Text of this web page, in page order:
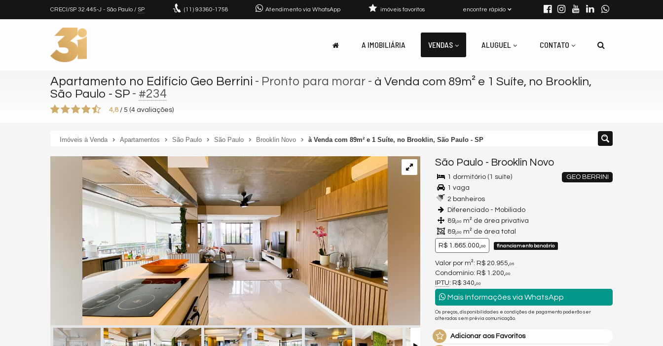
CRECI/SP 32.445-J - São Paulo / SP (11) 93360-1758 Atendimento via WhatsApp encontre rápido
imóveis favoritos
A IMOBILIÁRIA VENDAS ALUGUEL CONTATO
Apartamento no Edifício Geo Berrini - Pronto para morar - à Venda com 89m² e 1 Suíte, no Brooklin,
São Paulo - SP - #234
4,8/ 5 (4 avaliações)
Imóveis à Venda Apartamentos São Paulo São Paulo Brooklin Novo à Venda com 89m² e 1 Suíte, no Brooklin, São Paulo - SP
São Paulo - Brooklin Novo
GEO BERRINI
1 dormitório (1 suíte)
1 vaga
2 banheiros
Diferenciado - Mobiliado
89,00 m² de área privativa
89,00 m² de área total
R$ 1.865.000,00 financiamento bancário
Valor por m²: R$ 20.955, 06
Condomínio: R$ 1.200, 00
IPTU: R$ 340, 00
Mais Informações via WhatsApp
Os preços, disponibilidades e condições de pagamento poderão ser
alterados sem prévia comunicação.
Adicionar aos Favoritos